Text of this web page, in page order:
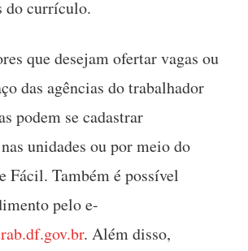
do currículo.
que desejam ofertar vagas ou
das agências do trabalhador
podem se cadastrar
unidades ou por meio do
Fácil. Também é possível
pelo e-
. Além disso,